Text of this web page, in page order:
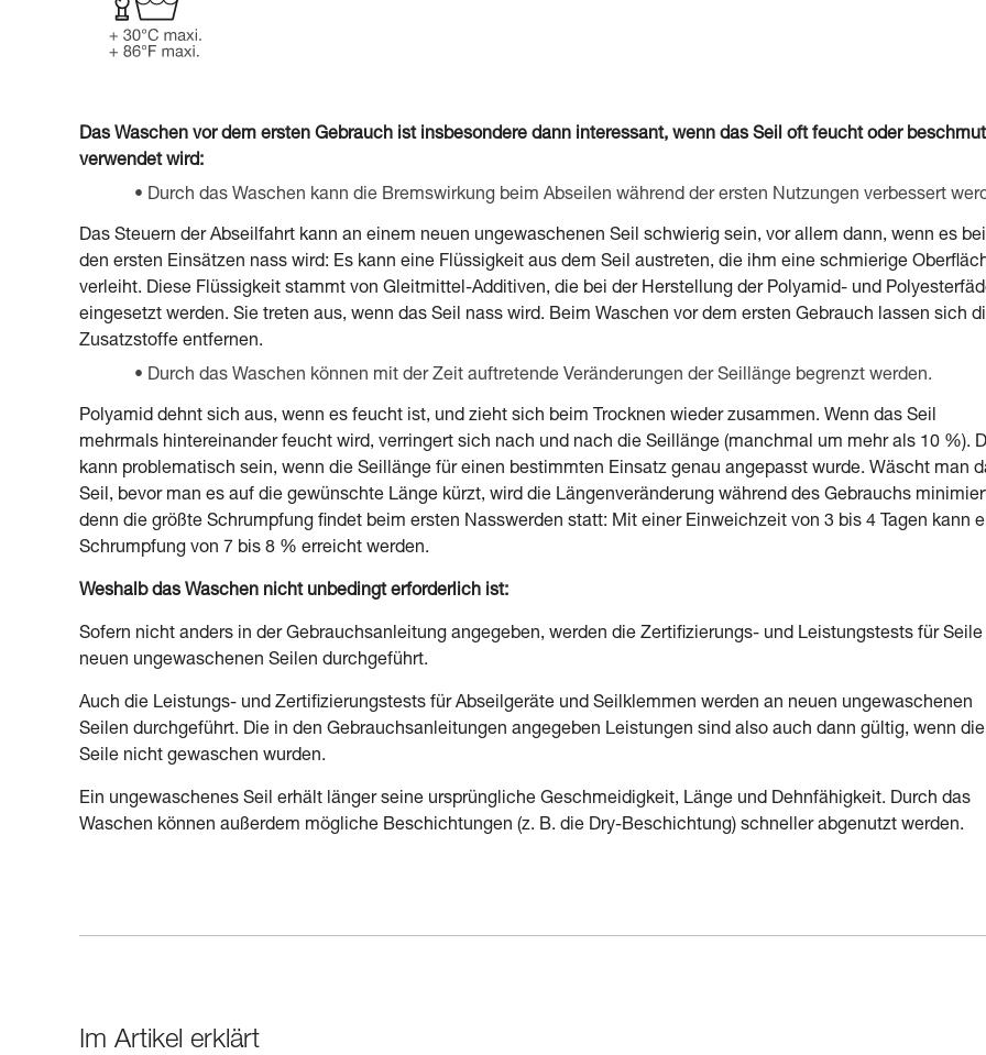
Das Waschen vor dem ersten Gebrauch ist insbesondere dann interessant, wenn das Seil oft feucht oder
verwendet wird:
Durch das Waschen kann die Bremswirkung beim Abseilen während der ersten Nutzungen verbessert
Das Steuern der Abseilfahrt kann an einem neuen ungewaschenen Seil schwierig sein, vor allem dann, wenn es bei
den ersten Einsätzen nass wird: Es kann eine Flüssigkeit aus dem Seil austreten, die ihm eine schmierige
verleiht. Diese Flüssigkeit stammt von Gleitmittel-Additiven, die bei der Herstellung der Polyamid- und
eingesetzt werden. Sie treten aus, wenn das Seil nass wird. Beim Waschen vor dem ersten Gebrauch lassen sich
Zusatzstoffe entfernen.
Durch das Waschen können mit der Zeit auftretende Veränderungen der Seillänge begrenzt werden.
Polyamid dehnt sich aus, wenn es feucht ist, und zieht sich beim Trocknen wieder zusammen. Wenn das Seil
mehrmals hintereinander feucht wird, verringert sich nach und nach die Seillänge (manchmal um mehr als 10 %).
kann problematisch sein, wenn die Seillänge für einen bestimmten Einsatz genau angepasst wurde. Wäscht man
Seil, bevor man es auf die gewünschte Länge kürzt, wird die Längenveränderung während des Gebrauchs
denn die größte Schrumpfung findet beim ersten Nasswerden statt: Mit einer Einweichzeit von 3 bis 4 Tagen kann
Schrumpfung von 7 bis 8 % erreicht werden.
Weshalb das Waschen nicht unbedingt erforderlich ist:
Sofern nicht anders in der Gebrauchsanleitung angegeben, werden die Zertifizierungs- und Leistungstests für Seile
neuen ungewaschenen Seilen durchgeführt.
Auch die Leistungs- und Zertifizierungstests für Abseilgeräte und Seilklemmen werden an neuen ungewaschenen
Seilen durchgeführt. Die in den Gebrauchsanleitungen angegeben Leistungen sind also auch dann gültig, wenn die
Seile nicht gewaschen wurden.
Ein ungewaschenes Seil erhält länger seine ursprüngliche Geschmeidigkeit, Länge und Dehnfähigkeit. Durch das
Waschen können außerdem mögliche Beschichtungen (z. B. die Dry-Beschichtung) schneller abgenutzt werden.
Im Artikel erklärt